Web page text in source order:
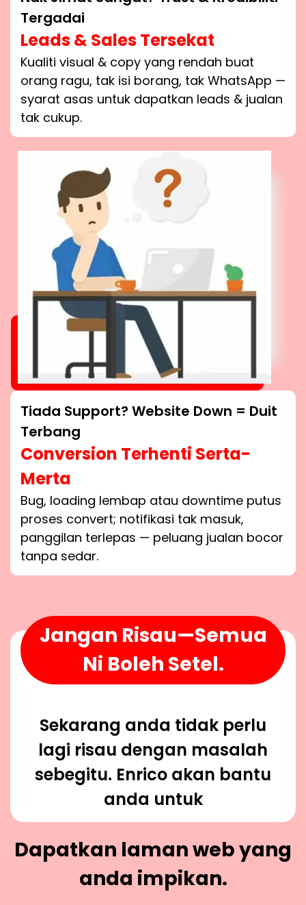
Tergadai
Leads & Sales Tersekat
Kualiti visual & copy yang rendah buat
orang ragu, tak isi borang, tak WhatsApp —
syarat asas untuk dapatkan leads & jualan
tak cukup.
Tiada Support? Website Down = Duit
Terbang
Conversion Terhenti Serta-
Merta
Bug, loading lembap atau downtime putus
proses convert; notifikasi tak masuk,
panggilan terlepas — peluang jualan bocor
tanpa sedar.
Jangan Risau—Semua
Ni Boleh Setel.
Sekarang anda tidak perlu
lagi risau dengan masalah
sebegitu. Enrico akan bantu
anda untuk
Dapatkan laman web yang
anda impikan.